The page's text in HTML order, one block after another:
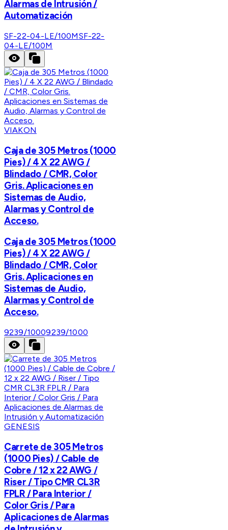
Alarmas de Intrusión /
Automatización
SF-22-04-LE/100MSF-22-
04-LE/100M
VIAKON
Caja de 305 Metros (1000
Pies) / 4 X 22 AWG /
Blindado / CMR, Color
Gris. Aplicaciones en
Sistemas de Audio,
Alarmas y Control de
Acceso.
Caja de 305 Metros (1000
Pies) / 4 X 22 AWG /
Blindado / CMR, Color
Gris. Aplicaciones en
Sistemas de Audio,
Alarmas y Control de
Acceso.
9239/10009239/1000
GENESIS
Carrete de 305 Metros
(1000 Pies) / Cable de
Cobre / 12 x 22 AWG /
Riser / Tipo CMR CL3R
FPLR / Para Interior /
Color Gris / Para
Aplicaciones de Alarmas